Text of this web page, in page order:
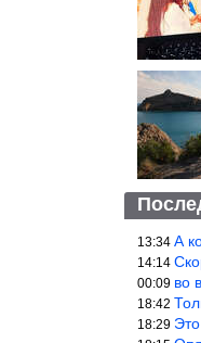
13:34 А
14:14
00:09 во
18:42
18:29 Это